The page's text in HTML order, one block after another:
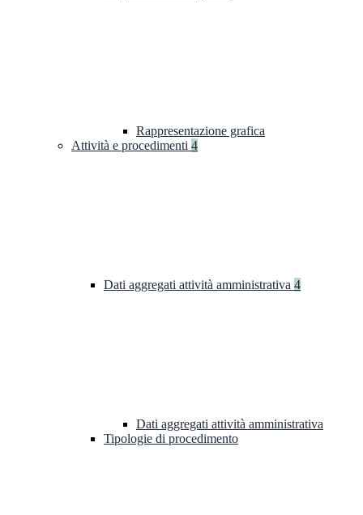
Rappresentazione grafica
Attività e procedimenti 4
Dati aggregati attività amministrativa 4
Dati aggregati attività amministrativa
Tipologie di procedimento